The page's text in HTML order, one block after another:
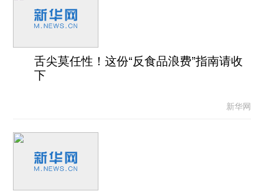
舌尖莫任性！这份“反食品浪费”指南请收
下
新华网